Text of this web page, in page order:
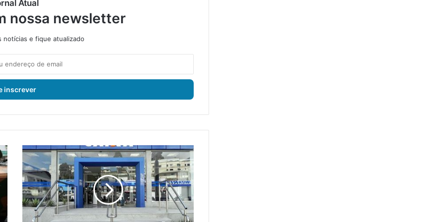
Atual
nossa newsletter
notícias e fique atualizado
A
b
o
n
o
S